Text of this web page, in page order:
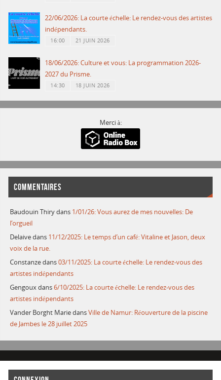
22/06/2026: La courte échelle: Le rendez-vous des artistes
indépendants.
16:00 21 JUIN 2026
18/06/2026: Culture et vous: La programmation 2026-
2027 du Prisme.
14:30 18 JUIN 2026
Merci à:
COMMENTAIRES
Baudouin Thirydans 1/01/26: Vous aurez de mes nouvelles: De
l’orgueil
Delaivedans 11/12/2025: Le temps d’un café: Vitaline et Jason, deux
voix de la rue.
Constanzedans03/11/2025: La courte échelle: Le rendez-vous des
artistes indépendants
Gengouxdans6/10/2025: La courte échelle: Le rendez-vous des
artistes indépendants
Vander Borght MariedansVille de Namur: Réouverture de la piscine
de Jambes le 28 juillet 2025